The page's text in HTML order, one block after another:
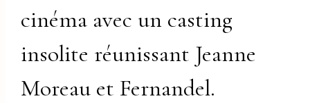
cinéma avec un casting
insolite réunissant Jeanne
Moreau et Fernandel.